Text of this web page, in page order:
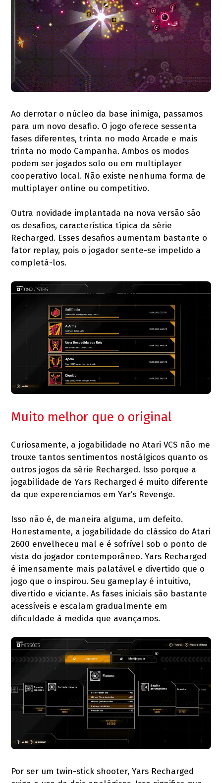
Ao derrotar o núcleo da base inimiga, passamos
para um novo desafio. O jogo oferece sessenta
fases diferentes, trinta no modo Arcade e mais
trinta no modo Campanha. Ambos os modos
podem ser jogados solo ou em multiplayer
cooperativo local. Não existe nenhuma forma de
multiplayer online ou competitivo.
Outra novidade implantada na nova versão são
os desafios, característica típica da série
Recharged. Esses desafios aumentam bastante o
fator replay, pois o jogador sente-se impelido a
completá-los.
Muito melhor que o original
Curiosamente, a jogabilidade no Atari VCS não me
trouxe tantos sentimentos nostálgicos quanto os
outros jogos da série Recharged. Isso porque a
jogabilidade de Yars Recharged é muito diferente
da que experenciamos em Yar’s Revenge.
Isso não é, de maneira alguma, um defeito.
Honestamente, a jogabilidade do clássico do Atari
2600 envelheceu mal e é sofrível sob o ponto de
vista do jogador contemporâneo. Yars Recharged
é imensamente mais palatável e divertido que o
jogo que o inspirou. Seu gameplay é intuitivo,
divertido e viciante. As fases iniciais são bastante
acessíveis e escalam gradualmente em
dificuldade à medida que avançamos.
Por ser um twin-stick shooter, Yars Recharged